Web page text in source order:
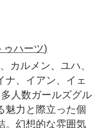
ゥハーツ)
カルメン、ユハ、
ナ、イアン、イェ
人数ガールズグル
魅力と際立った個
。幻想的な雰囲気